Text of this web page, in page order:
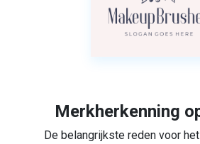
Merkherkenning
De belangrijkste reden voor